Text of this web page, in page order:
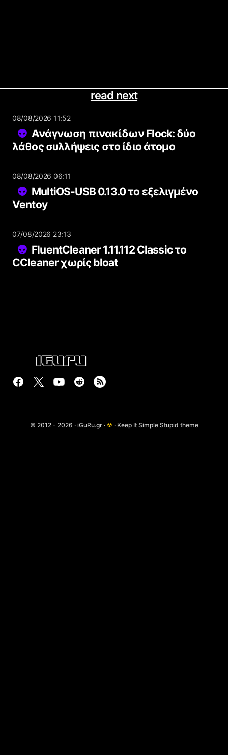
read next
08/08/2026 11:52
Ανάγνωση πινακίδων Flock: δύο
λάθος συλλήψεις στο ίδιο άτομο
08/08/2026 06:11
MultiOS-USB 0.13.0 το εξελιγμένο
Ventoy
07/08/2026 23:13
FluentCleaner 1.11.112 Classic το
CCleaner χωρίς bloat
© 2012 - 2026 · iGuRu.gr · ☢ · Keep It Simple Stupid theme